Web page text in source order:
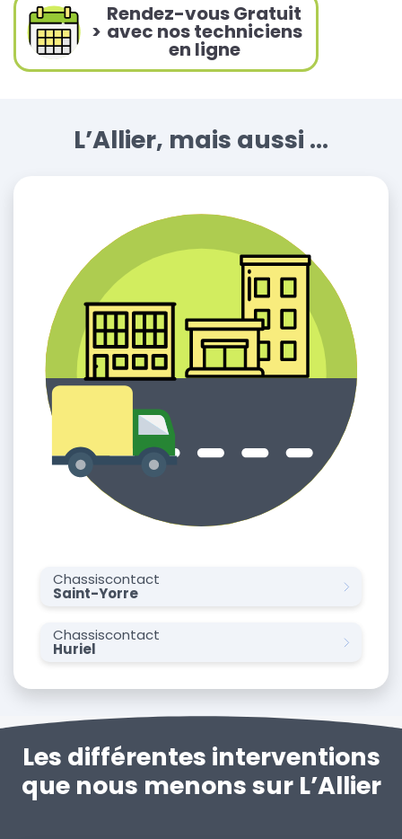
>
Rendez-vous Gratuit
avec nos techniciens
en ligne
L’Allier, mais aussi ...
Chassiscontact
Saint-Yorre
Chassiscontact
Huriel
Les différentes interventions
que nous menons sur L’Allier